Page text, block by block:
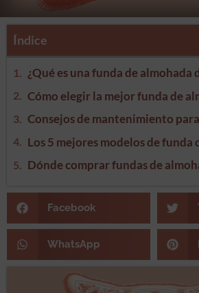
Índice
Facebook
WhatsApp